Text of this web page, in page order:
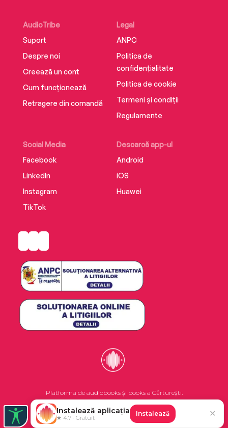
AudioTribe
Suport
Despre noi
Creează un cont
Cum funcționează
Retragere din comandă
Social Media
Facebook
LinkedIn
Instagram
TikTok
Descarcă app-ul
Android
iOS
Huawei
Legal
ANPC
Politica de
confidențialitate
Politica de cookie
Termeni și condiții
Regulamente
Platforma de audiobooks și books a Cărturești.
©2026 Nemo EPG SRL. Toate drepturile rezervate.
Instalează aplicația
★ 4.7 · Gratuit
Instalează ✕